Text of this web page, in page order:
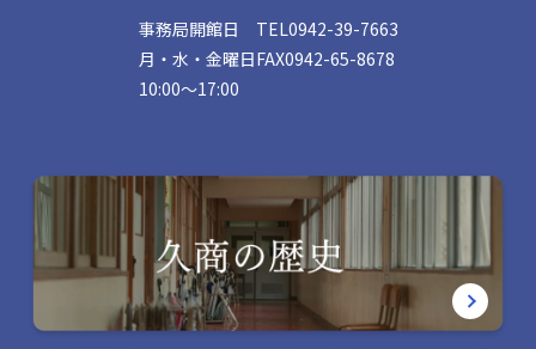
事務局開館日
月・水・金曜日
10:00〜17:00
TEL0942-39-7663
FAX0942-65-8678